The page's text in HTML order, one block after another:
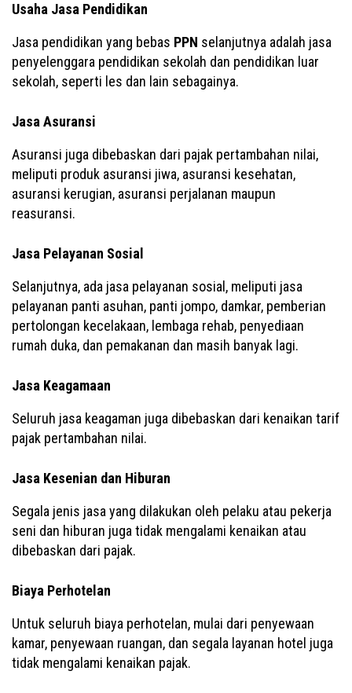
Usaha Jasa Pendidikan
Jasa pendidikan yang bebas PPN selanjutnya adalah jasa
penyelenggara pendidikan sekolah dan pendidikan luar
sekolah, seperti les dan lain sebagainya.
Jasa Asuransi
Asuransi juga dibebaskan dari pajak pertambahan nilai,
meliputi produk asuransi jiwa, asuransi kesehatan,
asuransi kerugian, asuransi perjalanan maupun
reasuransi.
Jasa Pelayanan Sosial
Selanjutnya, ada jasa pelayanan sosial, meliputi jasa
pelayanan panti asuhan, panti jompo, damkar, pemberian
pertolongan kecelakaan, lembaga rehab, penyediaan
rumah duka, dan pemakanan dan masih banyak lagi.
Jasa Keagamaan
Seluruh jasa keagaman juga dibebaskan dari kenaikan tarif
pajak pertambahan nilai.
Jasa Kesenian dan Hiburan
Segala jenis jasa yang dilakukan oleh pelaku atau pekerja
seni dan hiburan juga tidak mengalami kenaikan atau
dibebaskan dari pajak.
Biaya Perhotelan
Untuk seluruh biaya perhotelan, mulai dari penyewaan
kamar, penyewaan ruangan, dan segala layanan hotel juga
tidak mengalami kenaikan pajak.